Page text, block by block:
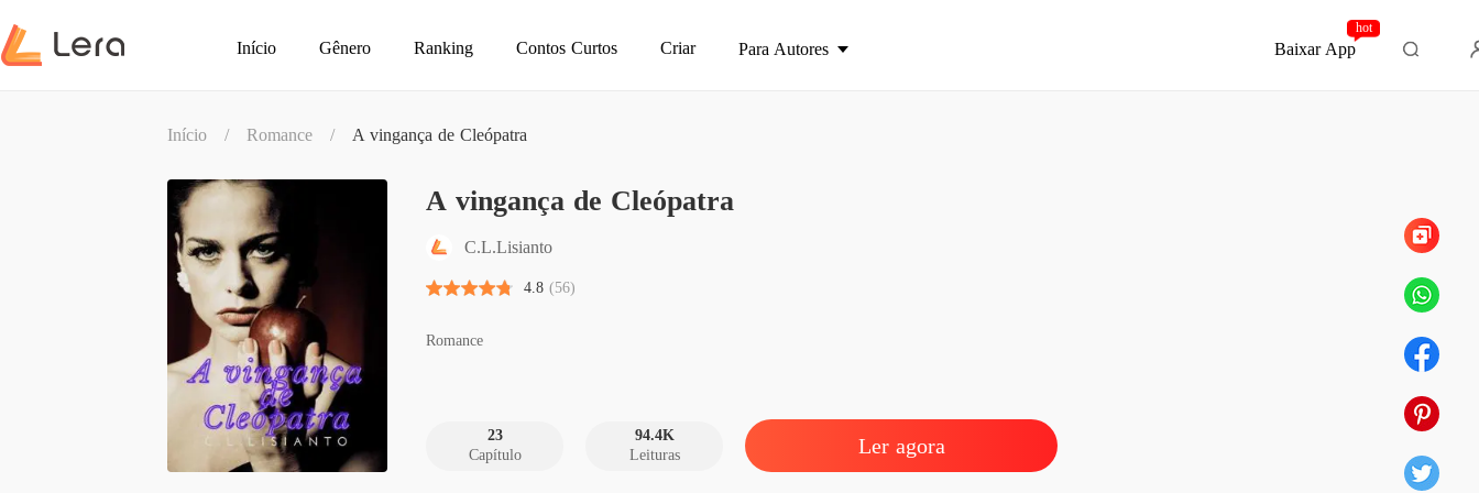
Início Gênero Ranking Contos Curtos Criar Para Autores Baixar App
hot
Início / Romance / A vingança de Cleópatra
A vingança de Cleópatra
C.L.Lisianto
4.8 (56)
Romance
23
Capítulo
94.4K
Leituras
Ler agoraA vingança de Cleópatra